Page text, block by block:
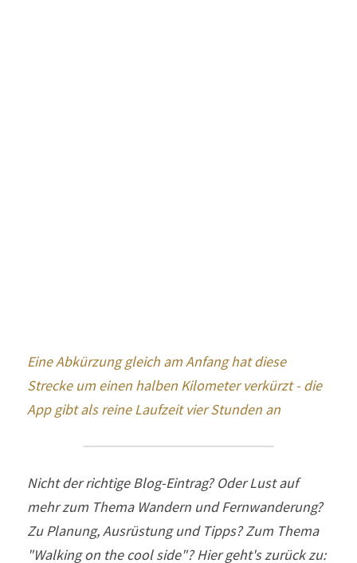
Eine Abkürzung gleich am Anfang hat diese
Strecke um einen halben Kilometer verkürzt - die
App gibt als reine Laufzeit vier Stunden an
Nicht der richtige Blog-Eintrag? Oder Lust auf
mehr zum Thema Wandern und Fernwanderung?
Zu Planung, Ausrüstung und Tipps? Zum Thema
"Walking on the cool side"? Hier geht's zurück zu: